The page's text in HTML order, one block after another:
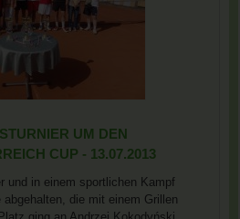
UM DEN
CUP - 13.07.2013
und in einem sportlichen Kampf
abgehalten, die mit einem Grillen